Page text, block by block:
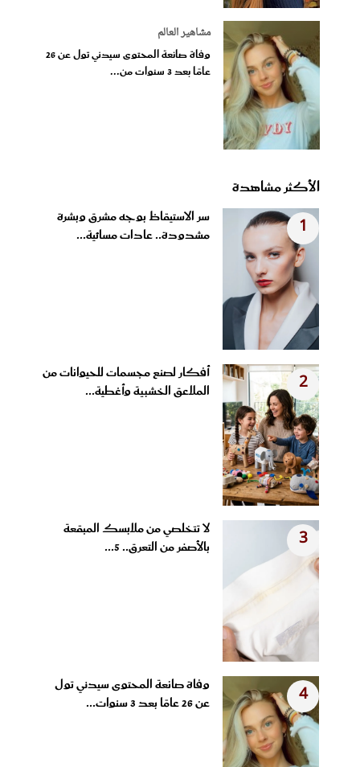
مشاهير العالم
وفاة صانعة المحتوى سيدني تول عن 26
عامًا بعد 3 سنوات من...
الأكثر مشاهدة
1
سر الاستيقاظ بوجه مشرق وبشرة
مشدودة.. عادات مسائية...
2
أفكار لصنع مجسمات للحيوانات من
الملاعق الخشبية وأغطية...
3
لا تتخلصي من ملابسك المبقعة
بالأصفر من التعرق.. 5...
4
وفاة صانعة المحتوى سيدني تول
عن 26 عامًا بعد 3 سنوات...